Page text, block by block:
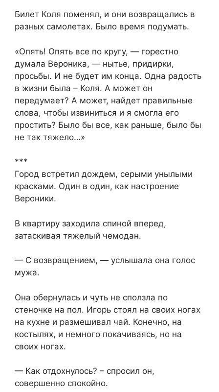
Билет Коля поменял, и они возвращались в
разных самолетах. Было время подумать.
«Опять! Опять все по кругу, — горестно
думала Вероника, — нытье, придирки,
просьбы. И не будет им конца. Одна радость
в жизни была – Коля. А может он
передумает? А может, найдет правильные
слова, чтобы извиниться и я смогла его
простить? Было бы все, как раньше, было бы
не так тяжело…»
***
Город встретил дождем, серыми унылыми
красками. Один в один, как настроение
Вероники.
В квартиру заходила спиной вперед,
затаскивая тяжелый чемодан.
— С возвращением, — услышала она голос
мужа.
Она обернулась и чуть не сползла по
стеночке на пол. Игорь стоял на своих ногах
на кухне и размешивал чай. Конечно, на
костылях, и немного покачиваясь, но на
своих ногах.
— Как отдохнулось? – спросил он,
совершенно спокойно.